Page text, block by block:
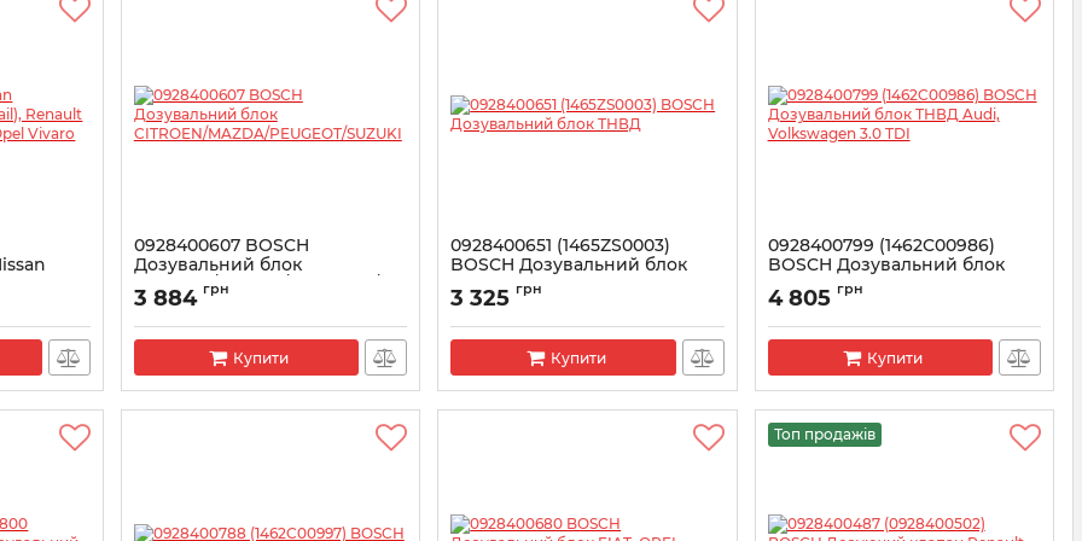
Trail),
Trafic)
0928400607 BOSCH
Дозувальний блок
CITROEN/MAZDA/PEUGEOT/SUZUKI
Артикул:
3 884 грн
Купити
0928400651 (1465ZS0003)
BOSCH Дозувальний блок
Артикул:
3 325 грн
Купити
0928400799 (1462C00986)
BOSCH Дозувальний блок
ТНВД Audi, Volkswagen 3.0 TDI
Артикул:
4 805 грн
Купити
Топ продажів